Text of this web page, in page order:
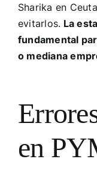
Sharika en
evitarlos. La
fundamental
o mediana
en